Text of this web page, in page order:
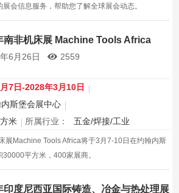
会信息服务，帮助您了解全球展会动态。
南非机床展 Machine Tools Africa
6月26日 2559
7日-2028年3月10日
斯堡会展中心
米 所属行业： 五金/焊接/工业
展Machine Tools Africa将于3月7-10日在约翰内斯
平方米，400家展商。
印度尼西亚国际铸造、冶金与热处理展